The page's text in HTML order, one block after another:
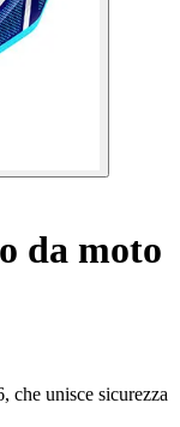
da moto
che unisce sicurezza